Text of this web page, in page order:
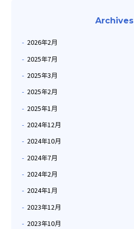
Archives
2026年2月
2025年7月
2025年3月
2025年2月
2025年1月
2024年12月
2024年10月
2024年7月
2024年2月
2024年1月
2023年12月
2023年10月